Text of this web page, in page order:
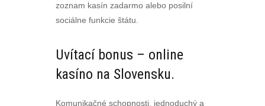
zoznam kasín zadarmo alebo posilní
sociálne funkcie štátu.
Uvítací bonus – online
kasíno na Slovensku.
Komunikačné schopnosti, jednoduchý a